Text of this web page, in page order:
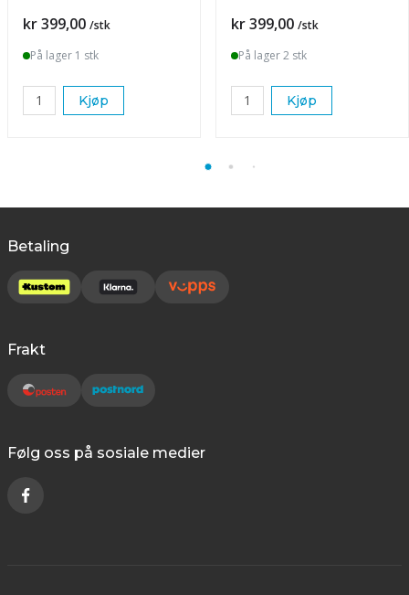
Pris
kr 399,00 /stk
På lager 1 stk
Kjøp
Pris
kr 399,00 /stk
På lager 2 stk
Kjøp
Betaling
Frakt
Følg oss på sosiale medier